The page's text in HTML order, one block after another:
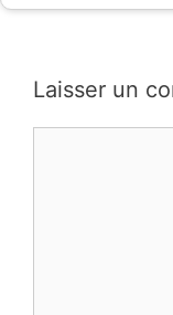
Laisser un